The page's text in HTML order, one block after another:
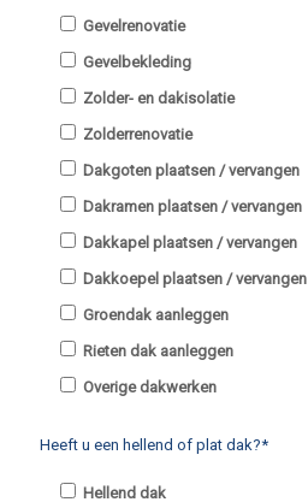
Gevelrenovatie
Gevelbekleding
Zolder- en dakisolatie
Zolderrenovatie
Dakgoten plaatsen / vervangen
Dakramen plaatsen / vervangen
Dakkapel plaatsen / vervangen
Dakkoepel plaatsen / vervangen
Groendak aanleggen
Rieten dak aanleggen
Overige dakwerken
Heeft u een hellend of plat dak?*
Hellend dak